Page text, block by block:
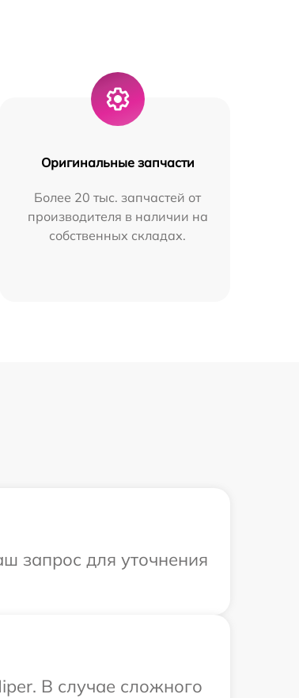
Оригинальные запчасти
Более 20 тыс. запчастей от
производителя в наличии на
собственных складах.
запрос для уточнения
В случае сложного